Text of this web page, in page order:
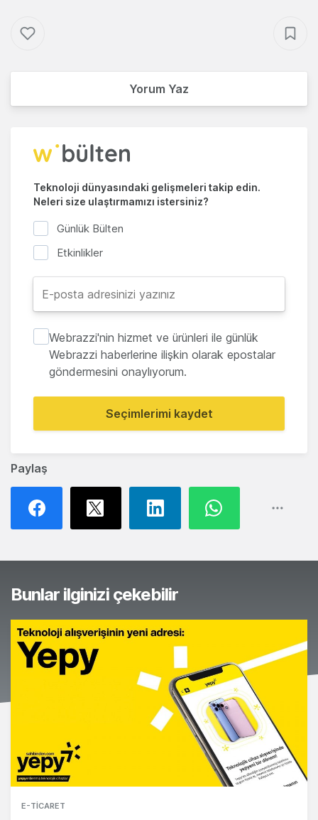
Paylaş
Yorum Yaz
Teknoloji dünyasındaki gelişmeleri takip edin.
Neleri size ulaştırmamızı istersiniz?
Günlük Bülten
Etkinlikler
Webrazzi'nin hizmet ve ürünleri ile günlük
Webrazzi haberlerine ilişkin olarak epostalar
göndermesini onaylıyorum.
Seçimlerimi kaydet
Bunlar ilginizi çekebilir
E-TICARET